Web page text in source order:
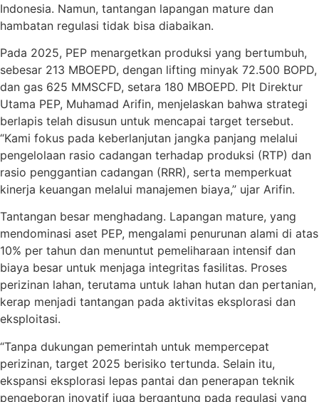
Indonesia. Namun, tantangan lapangan mature dan
hambatan regulasi tidak bisa diabaikan.
Pada 2025, PEP menargetkan produksi yang bertumbuh,
sebesar 213 MBOEPD, dengan lifting minyak 72.500 BOPD,
dan gas 625 MMSCFD, setara 180 MBOEPD. Plt Direktur
Utama PEP, Muhamad Arifin, menjelaskan bahwa strategi
berlapis telah disusun untuk mencapai target tersebut.
“Kami fokus pada keberlanjutan jangka panjang melalui
pengelolaan rasio cadangan terhadap produksi (RTP) dan
rasio penggantian cadangan (RRR), serta memperkuat
kinerja keuangan melalui manajemen biaya,” ujar Arifin.
Tantangan besar menghadang. Lapangan mature, yang
mendominasi aset PEP, mengalami penurunan alami di atas
10% per tahun dan menuntut pemeliharaan intensif dan
biaya besar untuk menjaga integritas fasilitas. Proses
perizinan lahan, terutama untuk lahan hutan dan pertanian,
kerap menjadi tantangan pada aktivitas eksplorasi dan
eksploitasi.
“Tanpa dukungan pemerintah untuk mempercepat
perizinan, target 2025 berisiko tertunda. Selain itu,
ekspansi eksplorasi lepas pantai dan penerapan teknik
pengeboran inovatif juga bergantung pada regulasi yang